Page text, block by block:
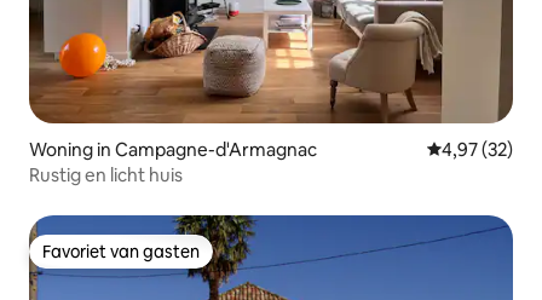
Woning in Campagne-d'Armagnac Gemiddelde
4,97 (32)
Rustig en licht huis
Favoriet van gasten
Favoriet van gasten